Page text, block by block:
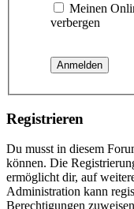
Meinen
verbergen
Registrieren
Du musst in diesem
können. Die
ermöglicht dir, auf
Administration kann
Berechtigungen